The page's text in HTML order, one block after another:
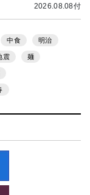
2026.08.08付
中食 明治
震 麺